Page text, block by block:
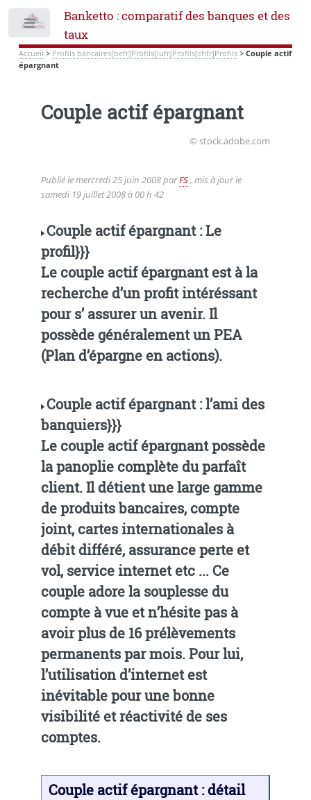
Banketto : comparatif des banques et des
taux
Accueil > Profils bancaires[befr]Profils[lufr]Profils[chfr]Profils> Couple actif
épargnant
Couple actif épargnant
© stock.adobe.com
Publié lemercredi 25 juin 2008parFS, mis à jour le
samedi 19 juillet 2008 à 00 h 42
Couple actif épargnant : Le
profil}}}
Le couple actif épargnant est à la
recherche d’un profit intéréssant
pour s’ assurer un avenir. Il
possède généralement un PEA
(Plan d’épargne en actions).
Couple actif épargnant : l’ami des
banquiers}}}
Le couple actif épargnant possède
la panoplie complète du parfaît
client. Il détient une large gamme
de produits bancaires, compte
joint, cartes internationales à
débit différé, assurance perte et
vol, service internet etc ... Ce
couple adore la souplesse du
compte à vue et n’hésite pas à
avoir plus de 16 prélèvements
permanents par mois. Pour lui,
l’utilisation d’internet est
inévitable pour une bonne
visibilité et réactivité de ses
comptes.
Couple actif épargnant : détail